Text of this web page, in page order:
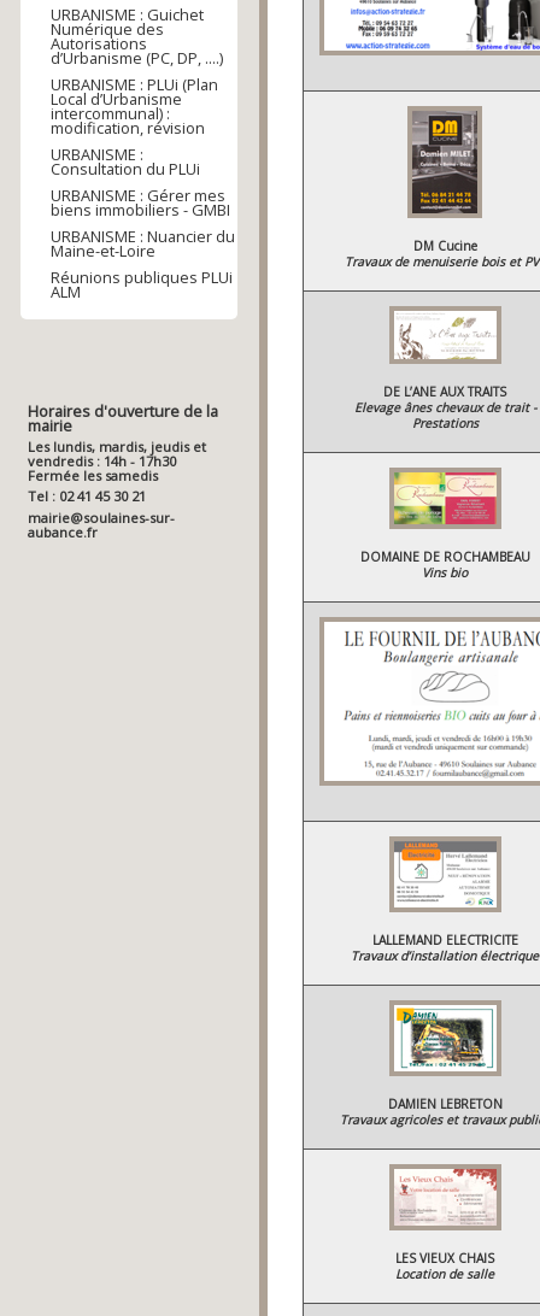
URBANISME : Guichet
Numérique des
Autorisations
d’Urbanisme (PC, DP, ....)
URBANISME : PLUi (Plan
Local d’Urbanisme
intercommunal) :
modification, révision
URBANISME :
Consultation du PLUi
URBANISME : Gérer mes
biens immobiliers - GMBI
URBANISME : Nuancier du
Maine-et-Loire
Réunions publiques PLUi
ALM
Horaires d'ouverture de la
mairie
Les lundis, mardis, jeudis et
vendredis : 14h - 17h30
Fermée les samedis
Tel : 02 41 45 30 21
mairie@soulaines-sur-
aubance.fr
DM Cucine
Travaux de menuiserie bois et
DE L’ANE AUX TRAITS
Elevage ânes chevaux de trait -
Prestations
DOMAINE DE ROCHAMBEAU
Vins bio
LALLEMAND ELECTRICITE
Travaux d’installation électrique
DAMIEN LEBRETON
Travaux agricoles et travaux
LES VIEUX CHAIS
Location de salle